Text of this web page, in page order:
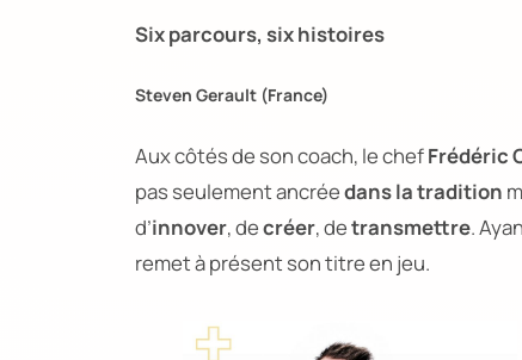
Six parcours, six histoires
Steven Gerault (France)
Aux côtés de son coach, le chefFrédéric
pas seulement ancréedans la tradition
d’innover, decréer, detransmettre.
remet à présent son titre en jeu.